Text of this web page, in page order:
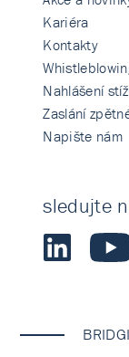
Kariéra
Kontakty
Nahlášení
Zaslání
Napište nám
sledujte